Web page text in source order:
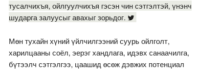
тусалчихъя, ойлгуулчихъя гэсэн чин сэтгэлтэй, үнэнч
шударга залуусыг авахыг зорьдог.
Мөн тухайн хүний үйлчилгээний суурь ойлголт,
харилцааны соёл, эерэг хандлага, идэвх санаачилга,
бүтээлч сэтгэлгээ, цаашид өсөж дэвжих потенциал